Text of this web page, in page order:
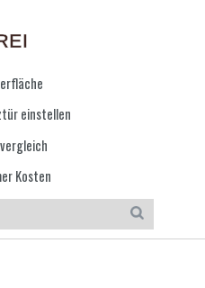
einstellen
Kosten